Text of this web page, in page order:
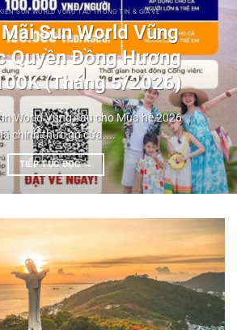
SUN WORLD VŨNG TÀU THÔNG TIN & GIÁ VÉ
Sun World Vũng
Quyền Đồng Hương
(Tháng 5/2026)
World Vũng Tàu cho Mùa hè 2026
chính thức gõ cửa....
TIẾP TỤC ĐỌC→